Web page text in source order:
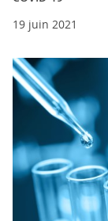
19 juin 2021